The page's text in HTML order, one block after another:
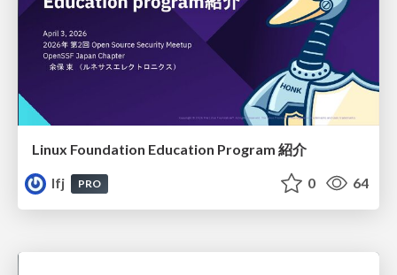
Linux Foundation Education Program 紹介
lfj
PRO 0 64